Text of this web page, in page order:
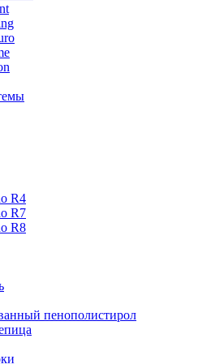
R4
R7
R8
пенополистирол